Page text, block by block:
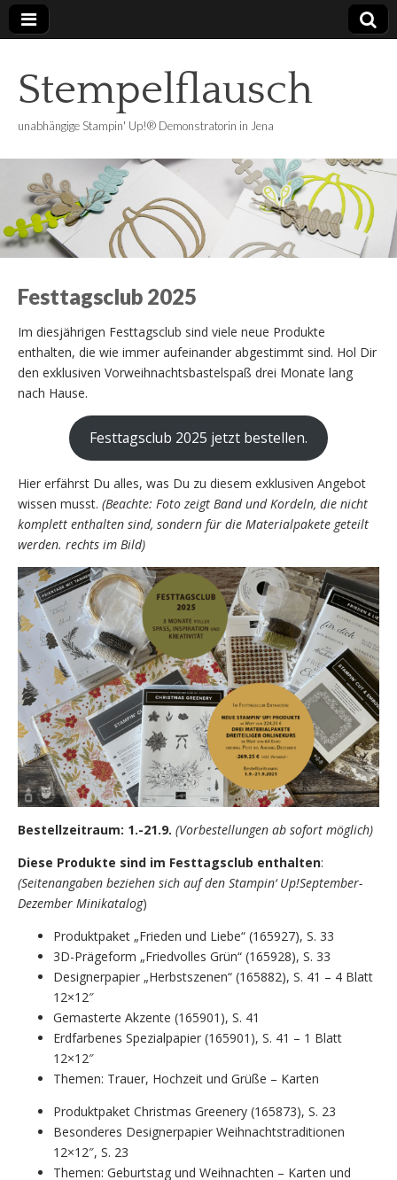
Stempelflausch
unabhängige Stampin' Up!® Demonstratorin in Jena
Festtagsclub 2025
Im diesjährigen Festtagsclub sind viele neue Produkte
enthalten, die wie immer aufeinander abgestimmt sind. Hol Dir
den exklusiven Vorweihnachtsbastelspaß drei Monate lang
nach Hause.
Festtagsclub 2025 jetzt bestellen.
Hier erfährst Du alles, was Du zu diesem exklusiven Angebot
wissen musst. (Beachte: Foto zeigt Band und Kordeln, die nicht
komplett enthalten sind, sondern für die Materialpakete geteilt
werden. rechts im Bild)
Bestellzeitraum: 1.-21.9. (Vorbestellungen ab sofort möglich)
Diese Produkte sind im Festtagsclub enthalten:
(Seitenangaben beziehen sich auf den Stampin‘ Up!September-
Dezember Minikatalog)
Produktpaket „Frieden und Liebe“ (165927), S. 33
3D-Prägeform „Friedvolles Grün“ (165928), S. 33
Designerpapier „Herbstszenen“ (165882), S. 41 – 4 Blatt
12×12″
Gemasterte Akzente (165901), S. 41
Erdfarbenes Spezialpapier (165901), S. 41 – 1 Blatt
12×12″
Themen: Trauer, Hochzeit und Grüße – Karten
Produktpaket Christmas Greenery (165873), S. 23
Besonderes Designerpapier Weihnachtstraditionen
12×12″, S. 23
Themen: Geburtstag und Weihnachten – Karten und